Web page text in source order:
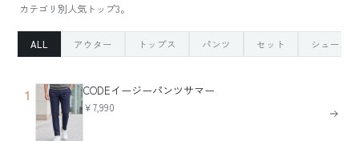
カテゴリ別人気トップ3。
ALL アウター トップス パンツ セット シューズ
1 CODEイージーパンツサマー
￥7,990